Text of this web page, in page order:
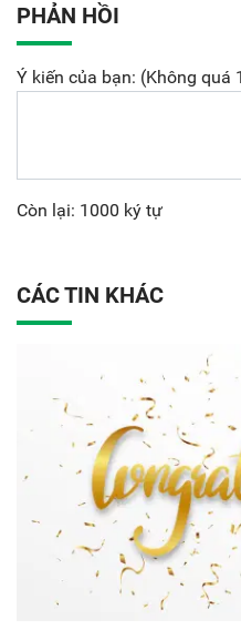
PHẢN HỒI
Ý kiến của bạn: (Không quá
Còn lại: 1000 ký tự
CÁC TIN KHÁC